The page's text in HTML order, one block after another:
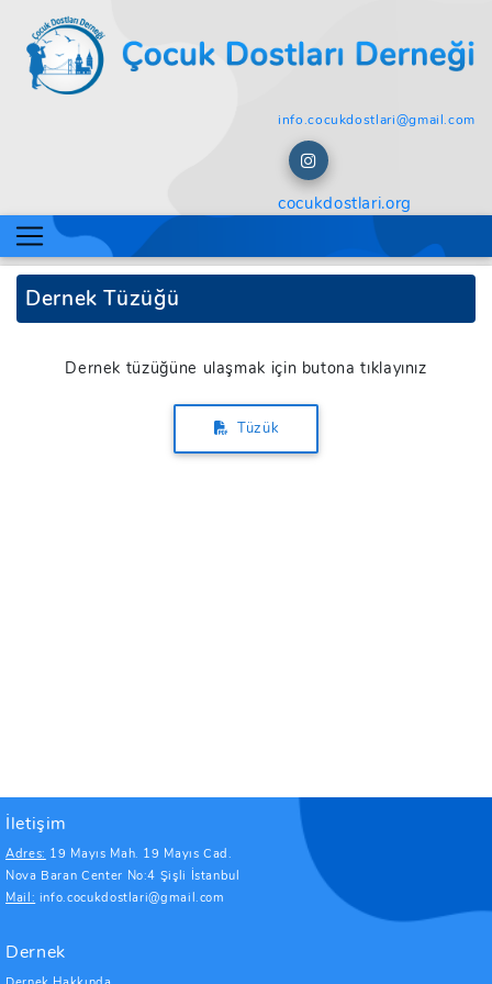
info.cocukdostlari@gmail.com
cocukdostlari.org
Dernek Tüzüğü
Dernek tüzüğüne ulaşmak için butona tıklayınız
Tüzük
İletişim
Adres: 19 Mayıs Mah. 19 Mayıs Cad.
Nova Baran Center No:4 Şişli İstanbul
Mail: info.cocukdostlari@gmail.com
Dernek